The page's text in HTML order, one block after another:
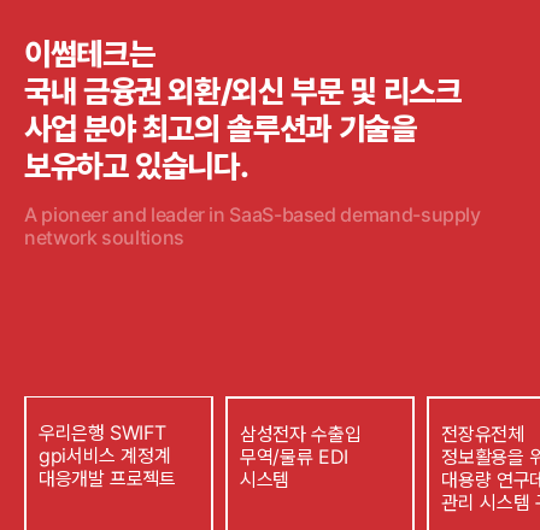
이썸테크는
국내 금융권 외환/외신 부문 및 리스크
사업 분야최고의 솔루션과 기술을
보유하고 있습니다.
A pioneer and leader in SaaS-based demand-supply
network soultions
우리은행 SWIFT
gpi서비스 계정계
대응개발 프로젝트
삼성전자 수출입
무역/물류 EDI
시스템
전장유전체
정보활용을
대용량 연구
관리 시스템